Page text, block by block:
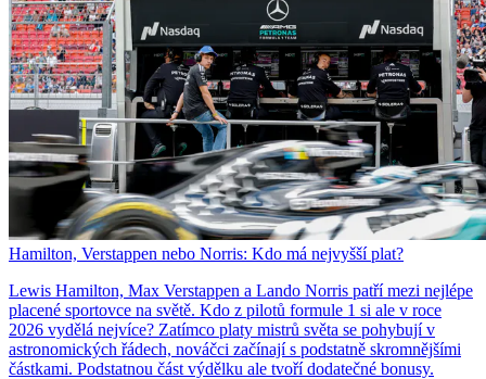
Hamilton, Verstappen nebo Norris: Kdo má nejvyšší plat?
Lewis Hamilton, Max Verstappen a Lando Norris patří mezi nejlépe
placené sportovce na světě. Kdo z pilotů formule 1 si ale v roce
2026 vydělá nejvíce? Zatímco platy mistrů světa se pohybují v
astronomických řádech, nováčci začínají s podstatně skromnějšími
částkami. Podstatnou část výdělku ale tvoří dodatečné bonusy.